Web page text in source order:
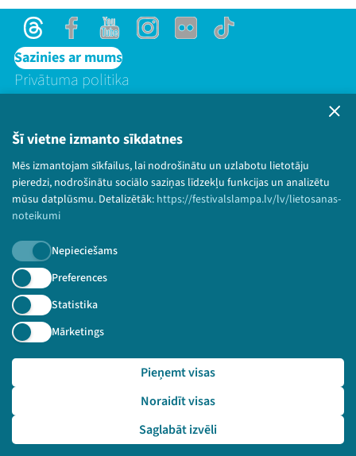
Šī vietne izmanto sīkdatnes
Mēs izmantojam sīkfailus, lai nodrošinātu un uzlabotu lietotāju
pieredzi, nodrošinātu sociālo saziņas līdzekļu funkcijas un analizētu
mūsu datplūsmu. Detalizētāk: https://festivalslampa.lv/lv/lietosanas-
noteikumi
Nepieciešams
Preferences
Statistika
Mārketings
Saglabāt izvēli
Noraidīt visas
Pieņemt visas
ThreadsFacebookYoutubeInstagram
Flick TikTok
Sazinies ar mums
Privātuma politika
© 2026 Sarunu festivāls LAMPA Visas tiesības
paturētas.
Piesakies jaunumiem!
Nepalaid garām aktuālāko informāciju!
Pieteikties
🔗 https://festivalslampa.lv/lv/video-arhivs/3100?sp
eaker=LU%20L%C4%ABbie%C5%A1u%20instit%C5%ABts&speake
r_id=4917